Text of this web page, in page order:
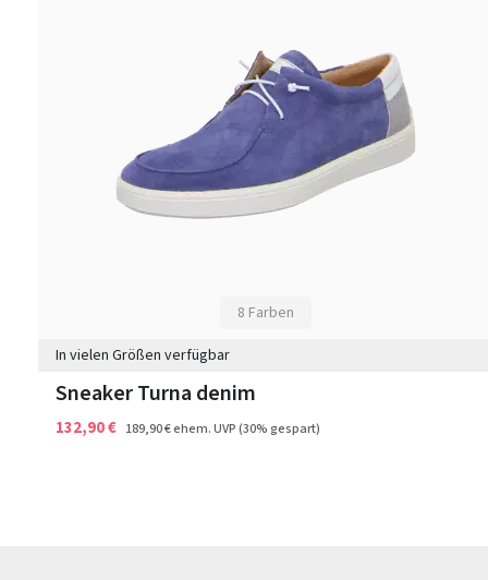
8 Farben
In vielen Größen verfügbar
Sneaker Turna denim
132,90 € 189,90 €ehem. UVP(30% gespart)